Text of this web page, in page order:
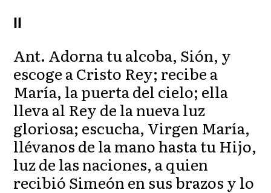
II
Ant. Adorna tu alcoba, Sión, y
escoge a Cristo Rey; recibe a
María, la puerta del cielo; ella
lleva al Rey de la nueva luz
gloriosa; escucha, Virgen María,
llévanos de la mano hasta tu Hijo,
luz de las naciones, a quien
recibió Simeón en sus brazos y lo